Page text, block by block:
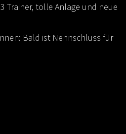
Trainer, tolle Anlage und neue
Bald ist Nennschluss für